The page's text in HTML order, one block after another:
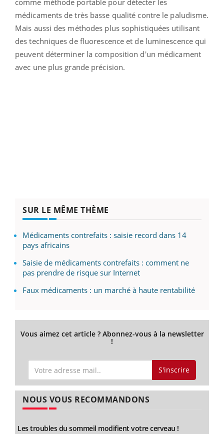
médicaments de très basse qualité contre le paludisme.
Mais aussi des méthodes plus sophistiquées utilisant
des techniques de fluorescence et de luminescence qui
peuvent déterminer la composition d'un médicament
avec une plus grande précision.
SUR LE MÊME THÈME
Médicaments contrefaits : saisie record dans 14
pays africains
Saisie de médicaments contrefaits : comment ne
pas prendre de risque sur Internet
Faux médicaments : un marché à haute rentabilité
Vous aimez cet article ? Abonnez-vous à la newsletter
!
S'inscrire
NOUS VOUS RECOMMANDONS
Les troubles du sommeil modifient votre cerveau !